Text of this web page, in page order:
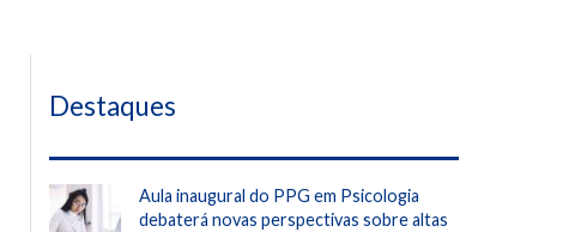
Destaques
Aula inaugural do PPG em Psicologia
debaterá novas perspectivas sobre altas